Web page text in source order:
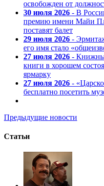
освобожден от
30 июля 2026 - В
премию имени Майи
поставят балет
29 июля 2026 -
его имя стало
27 июля 2026 -
книги в хорошем
ярмарку
27 июля 2026 -
бесплатно посетить
Предыдущие новости
Статьи